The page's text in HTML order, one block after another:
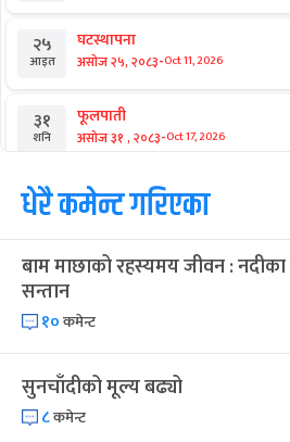
२५
आइत
घटस्थापना
असोज २५, २०८३-Oct 11, 2026
३१
शनि
फूलपाती
असोज ३१ , २०८३-Oct 17, 2026
१
आइत
कार्तिक सङ्क्रान्ति
कार्तिक १, २०८३-Oct 18, 2026
३
मंगल
महानवमी
४
५ पापा‌ङ्कुशा एकादशी व्रत
धेरै कमेन्ट गरिएका
बाम माछाको रहस्यमय जीवन : नदीका
सन्तान
१०कमेन्ट
सुनचाँदीको मूल्य बढ्यो
८कमेन्ट